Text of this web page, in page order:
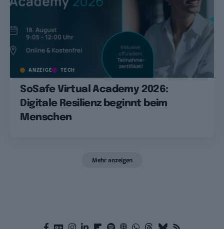
ANZEIGE TECH
SoSafe Virtual Academy 2026:
Digitale Resilienz beginnt beim
Menschen
Mehr anzeigen